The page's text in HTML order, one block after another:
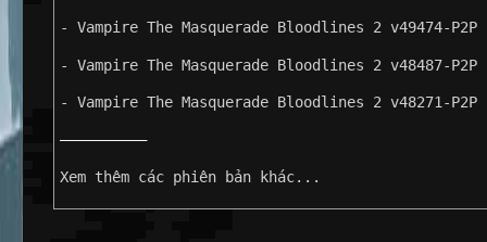
- Vampire The Masquerade Bloodlines 2 v49474-P2P
- Vampire The Masquerade Bloodlines 2 v48487-P2P
- Vampire The Masquerade Bloodlines 2 v48271-P2P
——————————
Xem thêm các phiên bản khác...